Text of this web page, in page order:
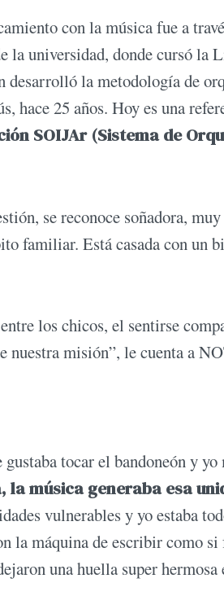
con la música fue a
la universidad, donde cursó la
la metodología de
hace 25 años. Hoy es una
SOIJAr (Sistema de
se reconoce soñadora,
familiar. Está casada con un
los chicos, el sentirse
nuestra misión”, le cuenta a
tocar el bandoneón y yo
música generaba esa
vulnerables y yo estaba
la máquina de escribir como si
una huella super hermosa